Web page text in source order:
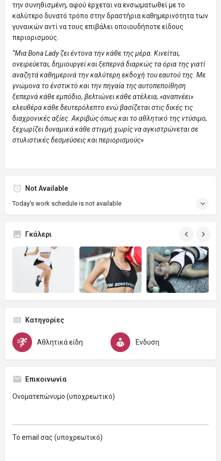
την συνηθισμένη, αφού έρχεται να ενσωματωθεί με το
καλύτερο δυνατό τρόπο στην δραστήρια καθημερινότητα των
γυναικών αντί να τους επιβάλει οποιουδήποτε είδους
περιορισμούς.
“Μια Bona Lady ζει έντονα την κάθε της μέρα. Κινείται,
ονειρεύεται, δημιουργεί και ξεπερνά διαρκώς τα όρια της γιατί
αναζητά καθημερινά την καλύτερη εκδοχή του εαυτού της. Με
γνώμονα το ένστικτό και την πηγαία της αυτοπεποίθηση
ξεπερνά κάθε εμπόδιο, βελτιώνει κάθε ατέλεια, «αναπνέει»
ελευθέρα κάθε δευτερόλεπτο ενώ βασίζεται στις δικές τις
διαχρονικές αξίες. Ακριβώς όπως και το αθλητικό της ντύσιμο,
ξεχωρίζει δυναμικά κάθε στιγμή χωρίς να αγκιστρώνεται σε
στυλιστικές δεσμεύσεις και περιορισμούς»
Not Available
Today's work schedule is not available
Γκάλερι
Κατηγορίες
Αθλητικά είδη Ένδυση
Επικοινωνία
Ονοματεπώνυμο (υποχρεωτικό)
Το email σας (υποχρεωτικό)